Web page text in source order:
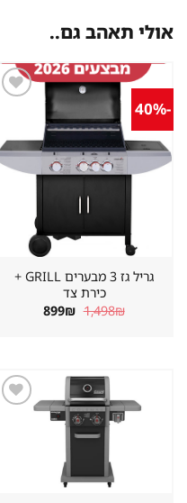
אולי תאהב גם..
במועדפים
גריל גז 3 מבערים GRILL +
כירת צד
1,498 המחיר
המקורי
899 ₪ המחיר
הנוכחי